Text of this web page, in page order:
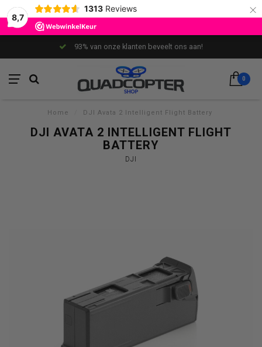
8,7
1313 Reviews ×
93% van onze klanten beveelt ons aan!
0
Home DJI Avata 2 Intelligent Flight Battery
DJI AVATA 2 INTELLIGENT FLIGHT
BATTERY
DJI